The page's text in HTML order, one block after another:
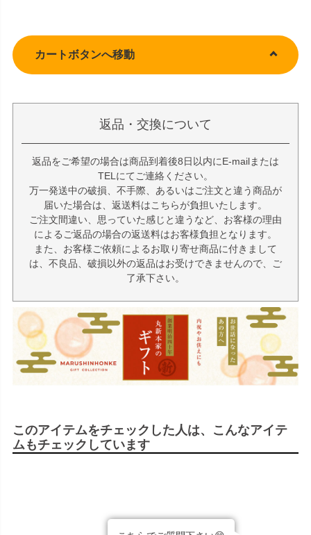
カートボタンへ移動
返品・交換について
返品をご希望の場合は商品到着後8日以内にE-mailまたは
TELにてご連絡ください。
万一発送中の破損、不手際、あるいはご注文と違う商品が
届いた場合は、返送料はこちらが負担いたします。
ご注文間違い、思っていた感じと違うなど、お客様の理由
によるご返品の場合の返送料はお客様負担となります。
また、お客様ご依頼によるお取り寄せ商品に付きまして
は、不良品、破損以外の返品はお受けできませんので、ご
了承下さい。
このアイテムをチェックした人は、こんなアイテ
ムもチェックしています